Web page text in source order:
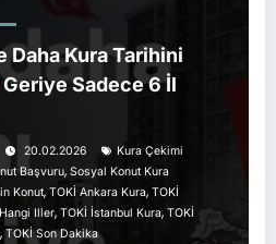
Daha Kura Tarihini
Geriye Sadece 6 İl
20.02.2026
Kura Çekimi
Başvuru, Sosyal Konut Kura
Konut, TOKİ Ankara Kura, TOKİ
Iller, TOKİ İstanbul Kura, TOKİ
,TOKİ Son Dakika